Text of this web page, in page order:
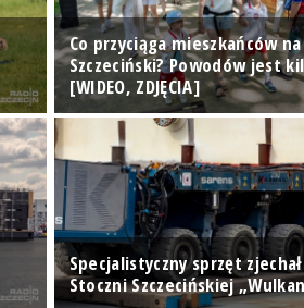
Co przyciąga mieszkańców
Szczeciński? Powodów jest
[WIDEO, ZDJĘCIA]
Specjalistyczny sprzęt
Stoczni Szczecińskiej